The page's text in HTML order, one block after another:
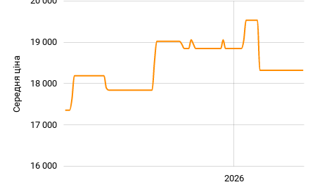
Середня ціна 16 000
16 000
17 000
18 000
19 000
2026